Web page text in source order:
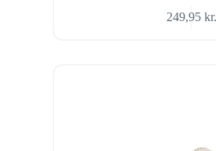
249,95 kr.